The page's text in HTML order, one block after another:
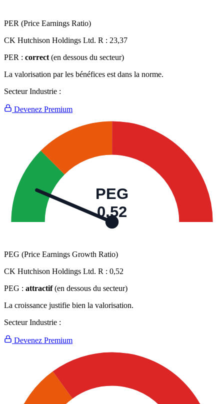
PER (Price Earnings Ratio)
CK Hutchison Holdings Ltd. R : 23,37
PER : correct (en dessous du secteur)
La valorisation par les bénéfices est dans la norme.
Secteur Industrie :
Devenez Premium
PEG
0,52
PEG (Price Earnings Growth Ratio)
CK Hutchison Holdings Ltd. R : 0,52
PEG : attractif (en dessous du secteur)
La croissance justifie bien la valorisation.
Secteur Industrie :
Devenez Premium